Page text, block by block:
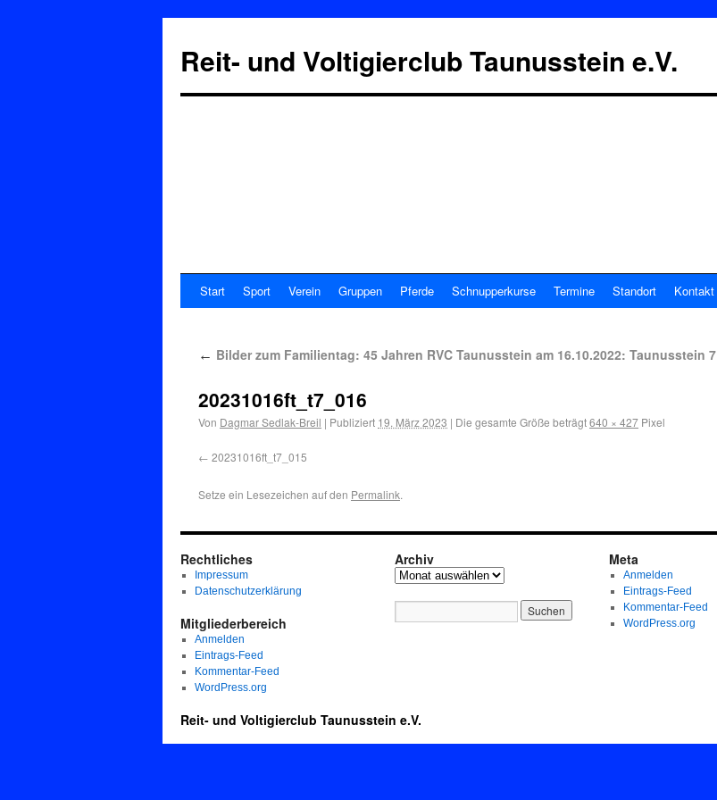
Reit- und Voltigierclub Taunusstein e.V.
Start Sport Verein Gruppen Pferde Schnupperkurse Termine Standort Kontakt
← Bilder zum Familientag: 45 Jahren RVC Taunusstein am 16.10.2022: Taunusstein 7
20231016ft_t7_016
Von Dagmar Sedlak-Breil | Publiziert 19. März 2023 | Die gesamte Größe beträgt640 × 427 Pixel
20231016ft_t7_015
Setze ein Lesezeichen auf den Permalink.
Rechtliches
Impressum
Datenschutzerklärung
Mitgliederbereich
Anmelden
Eintrags-Feed
Kommentar-Feed
WordPress.org
Archiv Meta
Anmelden
Eintrags-Feed
Kommentar-Feed
WordPress.org
Reit- und Voltigierclub Taunusstein e.V.